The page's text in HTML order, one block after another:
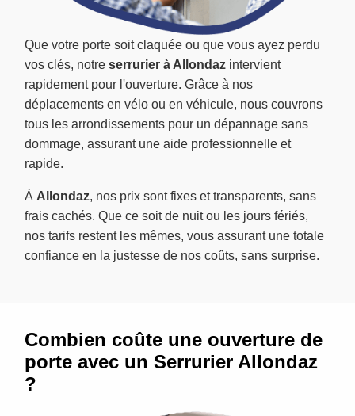
Que votre porte soit claquée ou que vous ayez perdu
vos clés, notre serrurier à Allondaz intervient
rapidement pour l'ouverture. Grâce à nos
déplacements en vélo ou en véhicule, nous couvrons
tous les arrondissements pour un dépannage sans
dommage, assurant une aide professionnelle et
rapide.
À Allondaz, nos prix sont fixes et transparents, sans
frais cachés. Que ce soit de nuit ou les jours fériés,
nos tarifs restent les mêmes, vous assurant une totale
confiance en la justesse de nos coûts, sans surprise.
Combien coûte une ouverture de
porte avec un Serrurier Allondaz
?